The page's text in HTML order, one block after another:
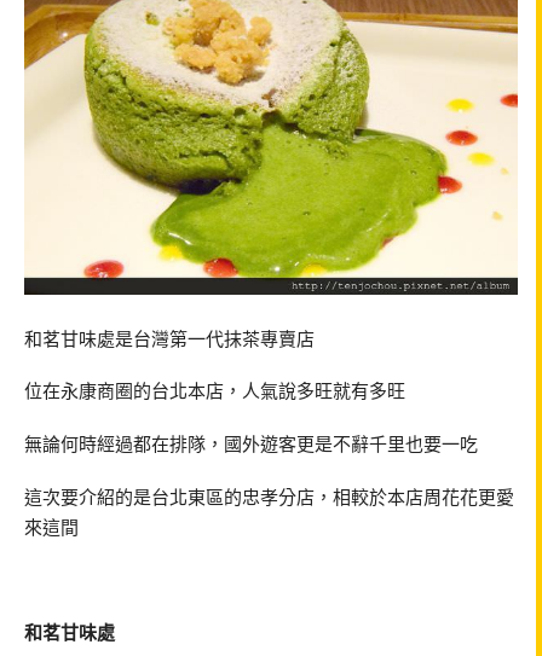
和茗甘味處是台灣第一代抹茶專賣店
位在永康商圈的台北本店，人氣說多旺就有多旺
無論何時經過都在排隊，國外遊客更是不辭千里也要一吃
這次要介紹的是台北東區的忠孝分店，相較於本店周花花更愛
來這間
和茗甘味處